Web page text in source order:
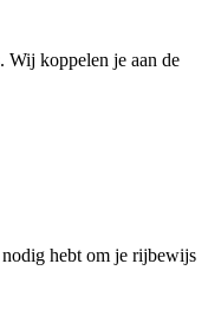
Wij koppelen je aan de
hebt om je rijbewijs